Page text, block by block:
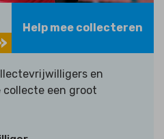
Help mee collecteren
en
collecte een groot